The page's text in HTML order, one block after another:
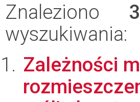
Znaleziono 3
wyszukiwania:
Zależności